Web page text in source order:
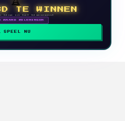
TE WINNEN
klim in het klassement
MAAND BELONINGEN
SPEEL NU